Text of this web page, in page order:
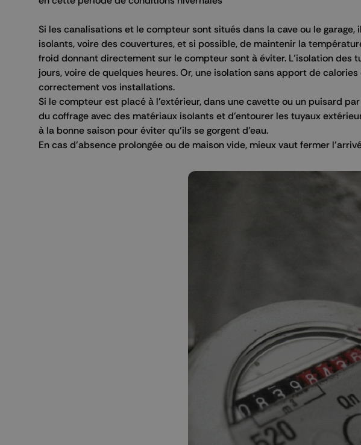
Si les canalisations et le compteur sont situés dans la cave ou le
isolants, voire des couvertures, et si possible, de maintenir la
froid donnant directement sur le compteur sont à éviter. L’isolation des
jours, voire de quelques heures. Or, une isolation sans apport de
correctement vos installations.
Si le compteur est placé à l'extérieur, dans une cavette ou un puisard
du coffrage avec des matériaux isolants et d'entourer les tuyaux
à la bonne saison pour éviter qu’ils se gorgent d’eau.
En cas d'absence prolongée ou de maison vide, mieux vaut fermer